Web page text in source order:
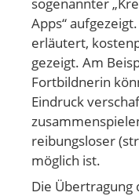
Apps“
erläutert,
gezeigt. Am
Fortbildnerin
Eindruck
reibungsloser
möglich ist.
Die Übertragung